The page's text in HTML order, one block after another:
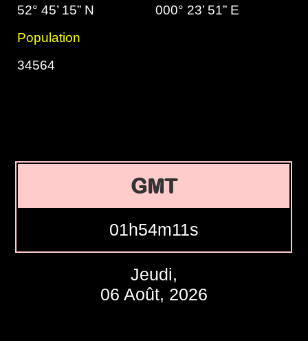
52° 45’ 15” N
000° 23’ 51” E
Population
34564
GMT
01h54m12s
Jeudi,
06 Août, 2026